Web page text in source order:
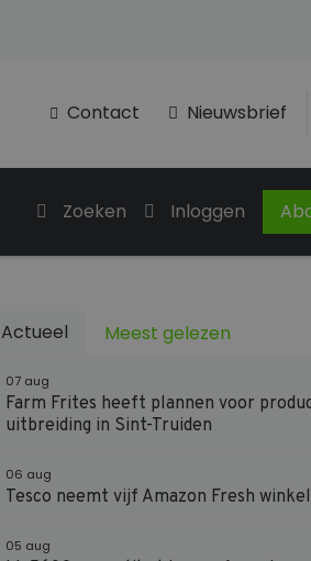
Contact Nieuwsbrief
Zoeken Inloggen
Actueel Meest gelezen
07 aug
Farm Frites heeft plannen voor
uitbreiding in Sint-Truiden
06 aug
Tesco neemt vijf Amazon Fresh
05 aug